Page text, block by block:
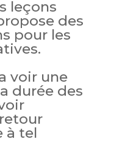
leçons
des
pour les
voir une
durée des
à tel